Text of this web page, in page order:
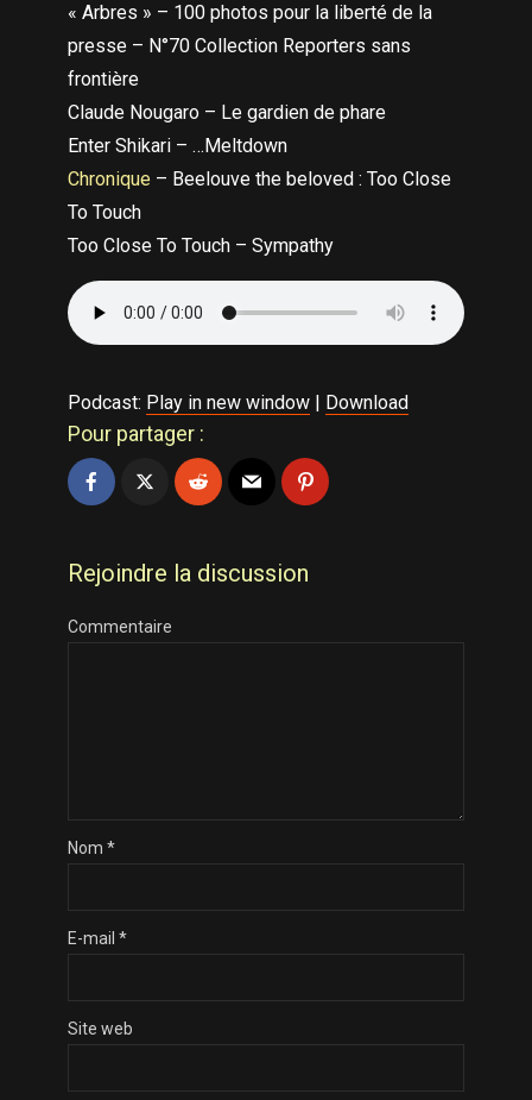
« Arbres » – 100 photos pour la liberté de la
presse – N°70 Collection Reporters sans
frontière
Claude Nougaro – Le gardien de phare
Enter Shikari – …Meltdown
Chronique – Beelouve the beloved : Too Close
To Touch
Too Close To Touch – Sympathy
Podcast: Play in new window | Download
Pour partager :
Rejoindre la discussion
Commentaire
Nom *
E-mail *
Site web